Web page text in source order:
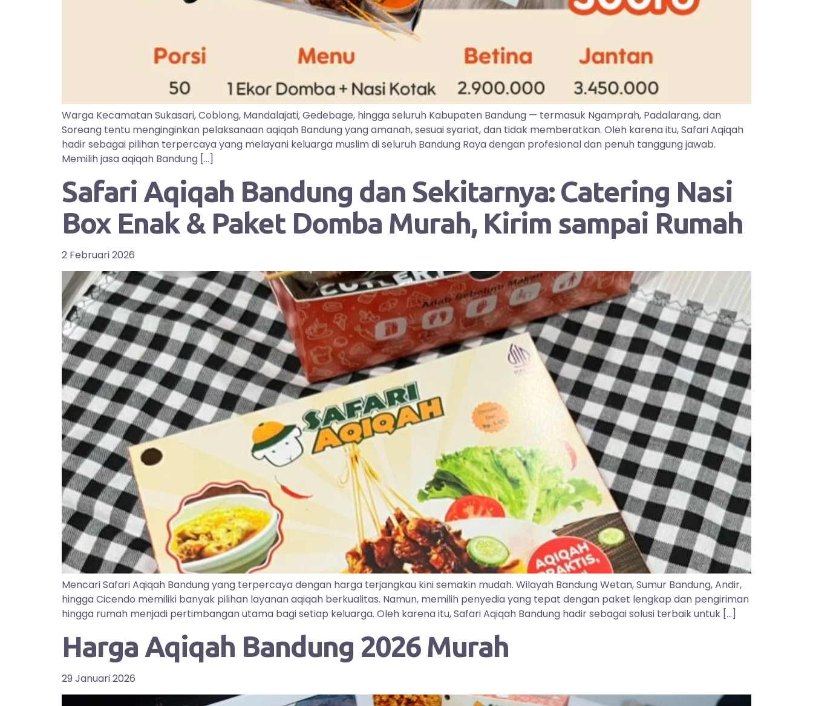
Warga Kecamatan Sukasari, Coblong, Mandalajati, Gedebage, hingga seluruh Kabupaten Bandung — termasuk Ngamprah, Padalarang, dan
Soreang tentu menginginkan pelaksanaan aqiqah Bandung yang amanah, sesuai syariat, dan tidak memberatkan. Oleh karena itu, Safari Aqiqah
hadir sebagai pilihan terpercaya yang melayani keluarga muslim di seluruh Bandung Raya dengan profesional dan penuh tanggung jawab.
Memilih jasa aqiqah Bandung […]
Safari Aqiqah Bandung dan Sekitarnya: Catering Nasi
Box Enak & Paket Domba Murah, Kirim sampai Rumah
2 Februari 2026
Mencari Safari Aqiqah Bandung yang terpercaya dengan harga terjangkau kini semakin mudah. Wilayah Bandung Wetan, Sumur Bandung, Andir,
hingga Cicendo memiliki banyak pilihan layanan aqiqah berkualitas. Namun, memilih penyedia yang tepat dengan paket lengkap dan pengiriman
hingga rumah menjadi pertimbangan utama bagi setiap keluarga. Oleh karena itu, Safari Aqiqah Bandung hadir sebagai solusi terbaik untuk […]
Harga Aqiqah Bandung 2026 Murah
29 Januari 2026